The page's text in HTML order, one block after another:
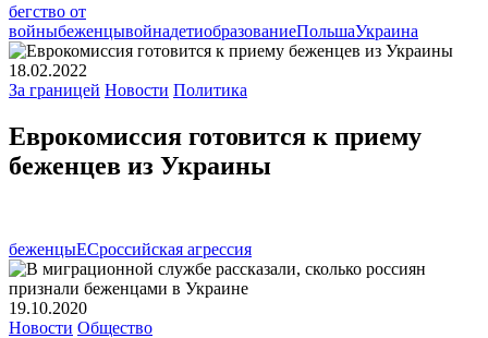
бегство от
войныбеженцывойнадетиобразованиеПольшаУкраина
18.02.2022
За границей Новости Политика
Еврокомиссия готовится к приему
беженцев из Украины
беженцыЕСроссийская агрессия
19.10.2020
Новости Общество